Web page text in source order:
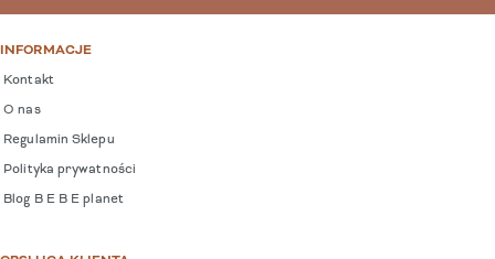
INFORMACJE
Kontakt
O nas
Regulamin Sklepu
Polityka prywatności
Blog B E B E planet